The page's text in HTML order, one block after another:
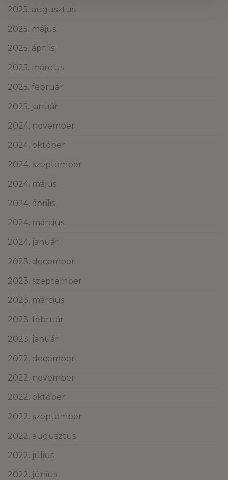
2025. augusztus
2025. május
2025. április
2025. március
2025. február
2025. január
2024. november
2024. október
2024. szeptember
2024. május
2024. április
2024. március
2024. január
2023. december
2023. szeptember
2023. március
2023. február
2023. január
2022. december
2022. november
2022. október
2022. szeptember
2022. augusztus
2022. július
2022. június